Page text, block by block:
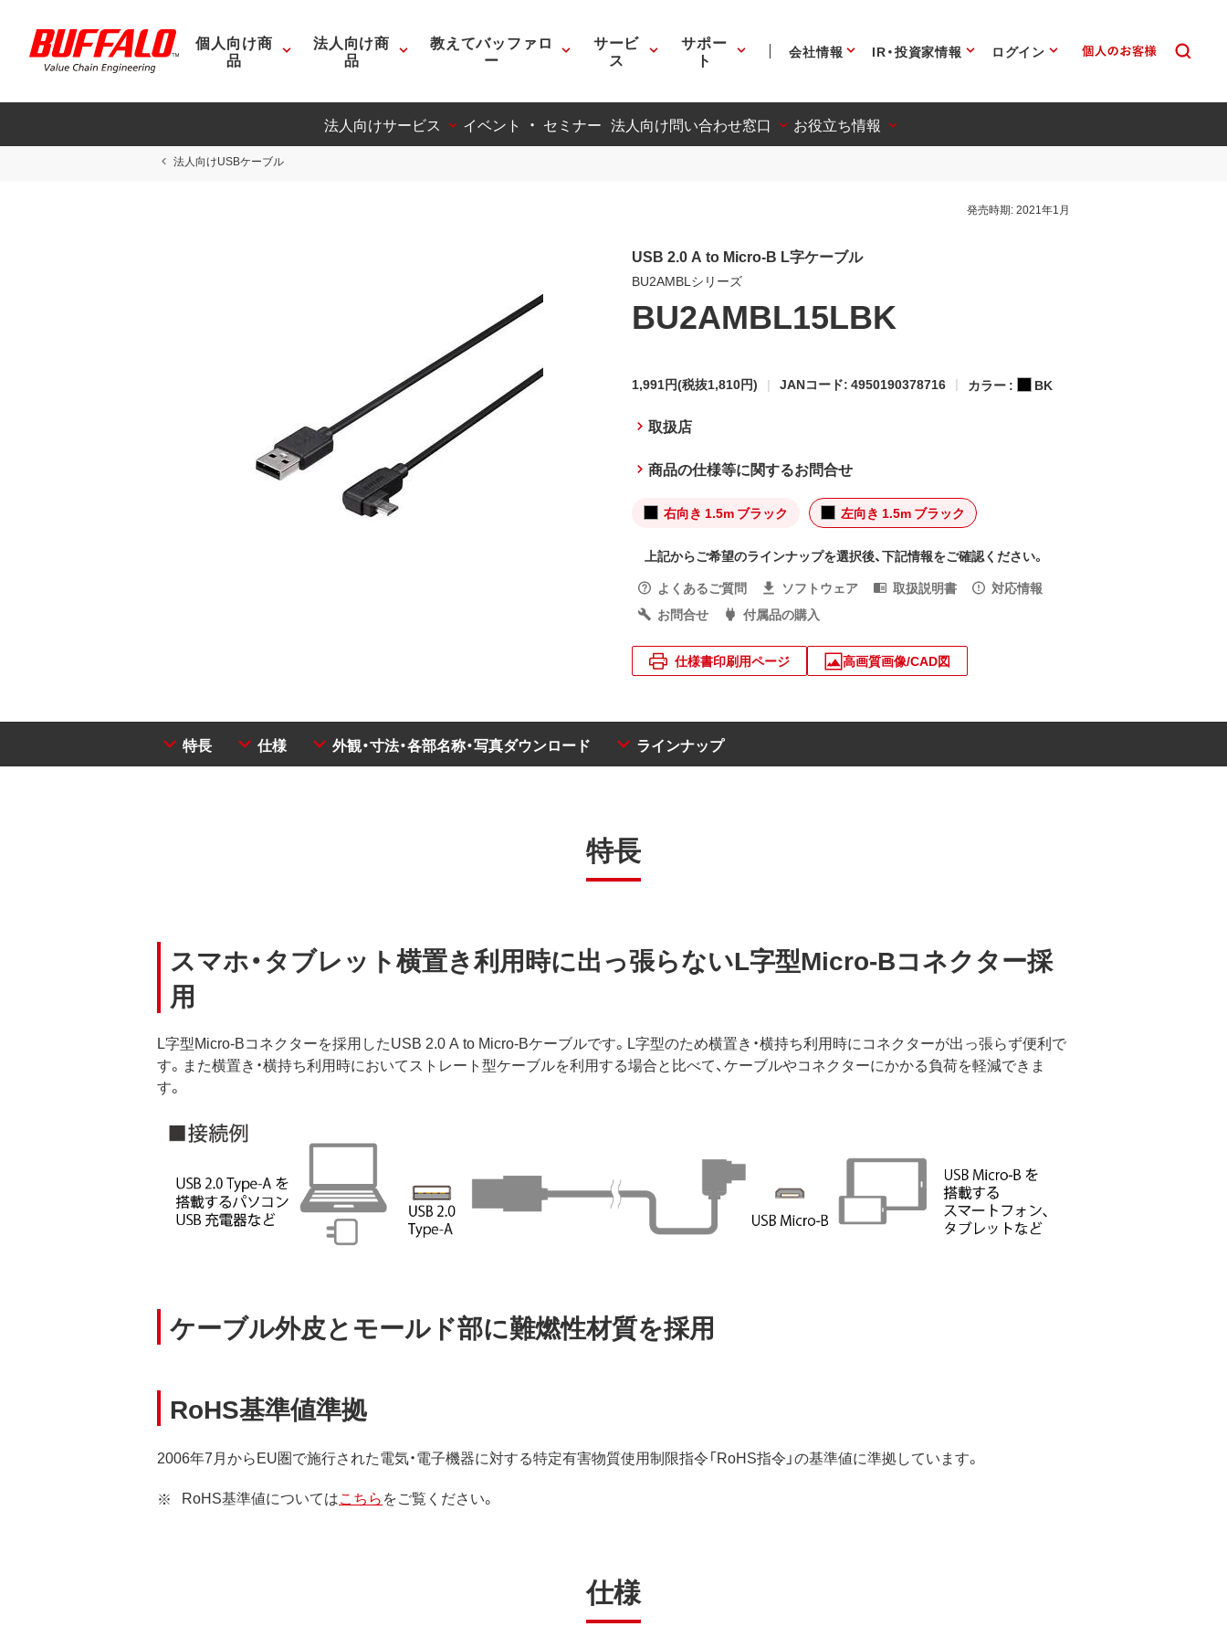
個人向け商
品
法人向け商
品
教えてバッファロ
ー
サービ
ス
サポー
ト 会社情報 IR・投資家情報 ログイン
法人向けサービス イベント ・ セミナー 法人向け問い合わせ窓口 お役立ち情報
法人向けUSBケーブル
発売時期:2021年1月
USB 2.0 A to Micro-B L字ケーブル
BU2AMBLシリーズ
BU2AMBL15LBK
1,991円(税抜1,810円) JANコード: 4950190378716 カラー : BK
取扱店
商品の仕様等に関するお問合せ
右向き 1.5m ブラック 左向き 1.5m ブラック
上記からご希望のラインナップを選択後、下記情報をご確認ください。
よくあるご質問
ソフトウェア 取扱説明書
対応情報
お問合せ
付属品の購入
仕様書印刷用ページ 高画質画像/CAD図
特長 仕様 外観・寸法・各部名称・写真ダウンロード ラインナップ
特長
スマホ・タブレット横置き利用時に出っ張らないL字型Micro-Bコネクター採
用
L字型Micro-Bコネクターを採用したUSB 2.0 A to Micro-Bケーブルです。L字型のため横置き・横持ち利用時にコネクターが出っ張らず便利で
す。また横置き・横持ち利用時においてストレート型ケーブルを利用する場合と比べて、ケーブルやコネクターにかかる負荷を軽減できま
す。
ケーブル外皮とモールド部に難燃性材質を採用
RoHS基準値準拠
2006年7月からEU圏で施行された電気・電子機器に対する特定有害物質使用制限指令「RoHS指令」の基準値に準拠しています。
RoHS基準値についてはこちらをご覧ください。
仕様